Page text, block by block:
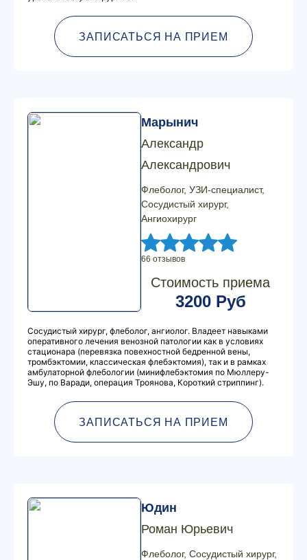
ЗАПИСАТЬСЯ НА ПРИЕМ
Марынич
Александр
Александрович
Флеболог, УЗИ-специалист,
Сосудистый хирург,
Ангиохирург
66 отзывов
Стоимость приема
3200 Руб
Сосудистый хирург, флеболог, ангиолог. Владеет навыками
оперативного лечения венозной патологии как в условиях
стационара (перевязка повехностной бедренной вены,
тромбэктомии, классическая флебэктомия), так и в рамках
амбулаторной флебологии (минифлебэктомия по Мюллеру-
Эшу, по Варади, операция Троянова, Короткий стриппинг).
ЗАПИСАТЬСЯ НА ПРИЕМ
Юдин
Роман Юрьевич
Флеболог, Сосудистый хирург,